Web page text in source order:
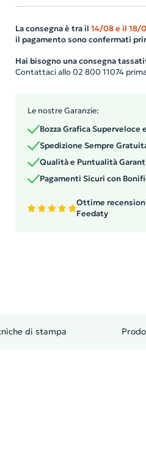
premium è ideale per la
sublimazione, consentendo di
con dettagli nitidi e colori vivaci.
utile e distintivo per
La consegna è tra il 14/08 e il 18/
il pagamento sono confermati
Hai bisogno una consegna
Contattaci allo 02 800 11074
Le nostre Garanzie:
Bozza Grafica Superveloce
Spedizione Sempre
Qualità e Puntualità
Pagamenti Sicuri con
Ottime
Feedaty
di stampa